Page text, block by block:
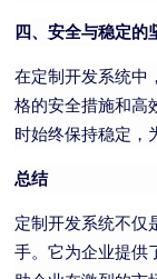
四、安全与稳定的
在定制开发系统中
格的安全措施和高
时始终保持稳定，
总结
定制开发系统不仅
手。它为企业提供